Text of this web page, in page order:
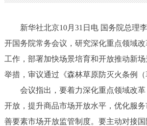
新华社北京10月31日电 国务院总理李
开国务院常务会议，研究深化重点领域
工作，部署加快场景培育和开放推动新
举措，审议通过《森林草原防灭火条例（
会议指出，要着力深化重点领域改革
开放，提升商品市场开放水平，优化服
善要素市场开放监管制度。要主动对接